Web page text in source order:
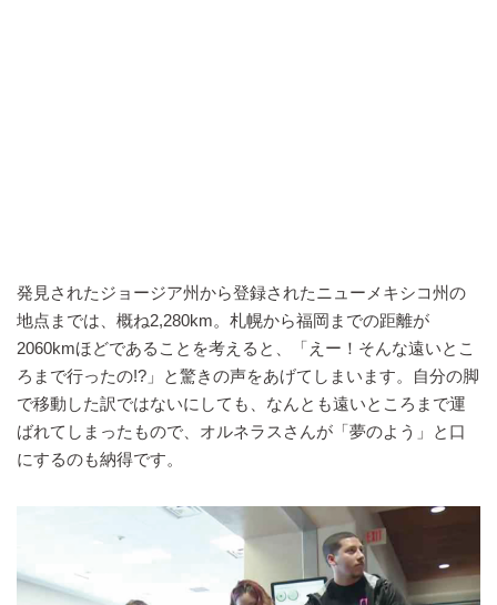
発見されたジョージア州から登録されたニューメキシコ州の
地点までは、概ね2,280km。札幌から福岡までの距離が
2060kmほどであることを考えると、「えー！そんな遠いとこ
ろまで行ったの!?」と驚きの声をあげてしまいます。自分の脚
で移動した訳ではないにしても、なんとも遠いところまで運
ばれてしまったもので、オルネラスさんが「夢のよう」と口
にするのも納得です。